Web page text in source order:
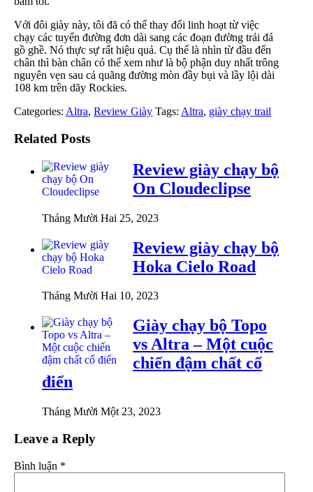
Với đôi giày này, tôi đã có thể thay đổi linh hoạt từ việc
chạy các tuyến đường đơn dài sang các đoạn đường trải đá
gồ ghề. Nó thực sự rất hiệu quả. Cụ thể là nhìn từ đầu đến
chân thì bàn chân có thể xem như là bộ phận duy nhất trông
nguyên vẹn sau cả quãng đường mòn đầy bụi và lầy lội dài
108 km trên dãy Rockies.
Categories: Altra,Review Giày Tags: Altra, giày chạy trail
Related Posts
Review giày chạy bộ
On Cloudeclipse
Tháng Mười Hai 25, 2023
Review giày chạy bộ
Hoka Cielo Road
Tháng Mười Hai 10, 2023
Giày chạy bộ Topo
vs Altra – Một cuộc
chiến đậm chất cổ
điển
Tháng Mười Một 23, 2023
Leave a Reply
Bình luận *